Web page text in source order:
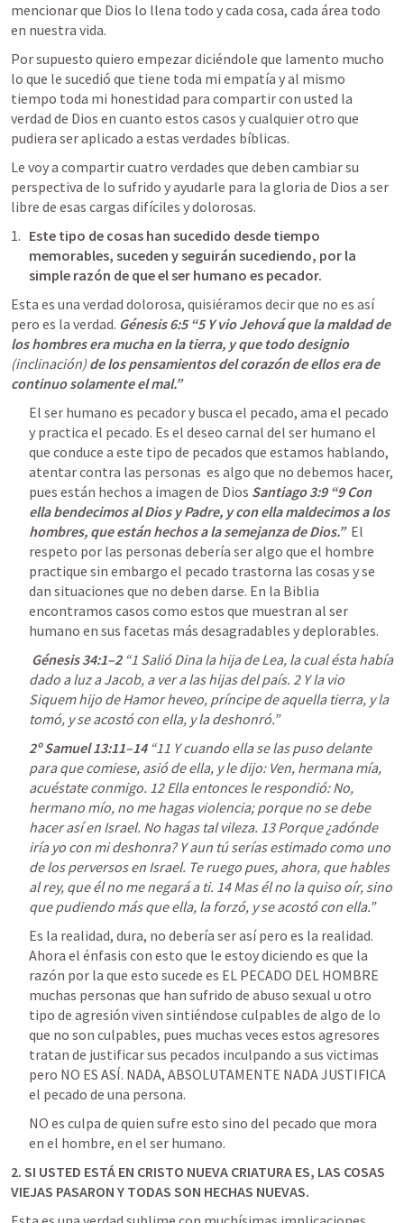
mencionar que Dios lo llena todo y cada cosa, cada área todo
en nuestra vida.
Por supuesto quiero empezar diciéndole que lamento mucho
lo que le sucedió que tiene toda mi empatía y al mismo
tiempo toda mi honestidad para compartir con usted la
verdad de Dios en cuanto estos casos y cualquier otro que
pudiera ser aplicado a estas verdades bíblicas.
Le voy a compartir cuatro verdades que deben cambiar su
perspectiva de lo sufrido y ayudarle para la gloria de Dios a ser
libre de esas cargas difíciles y dolorosas.
Este tipo de cosas han sucedido desde tiempo
memorables, suceden y seguirán sucediendo, por la
simple razón de que el ser humano es pecador.
Esta es una verdad dolorosa, quisiéramos decir que no es así
pero es la verdad. Génesis 6:5 “5 Y vio Jehová que la maldad de
los hombres era mucha en la tierra, y que todo designio
(inclinación) de los pensamientos del corazón de ellos era de
continuo solamente el mal.”
El ser humano es pecador y busca el pecado, ama el pecado
y practica el pecado. Es el deseo carnal del ser humano el
que conduce a este tipo de pecados que estamos hablando,
atentar contra las personas  es algo que no debemos hacer,
pues están hechos a imagen de Dios Santiago 3:9 “9 Con
ella bendecimos al Dios y Padre, y con ella maldecimos a los
hombres, que están hechos a la semejanza de Dios.” El
respeto por las personas debería ser algo que el hombre
practique sin embargo el pecado trastorna las cosas y se
dan situaciones que no deben darse. En la Biblia
encontramos casos como estos que muestran al ser
humano en sus facetas más desagradables y deplorables.
Génesis 34:1–2 “1 Salió Dina la hija de Lea, la cual ésta había
dado a luz a Jacob, a ver a las hijas del país. 2 Y la vio
Siquem hijo de Hamor heveo, príncipe de aquella tierra, y la
tomó, y se acostó con ella, y la deshonró.”
2º Samuel 13:11–14 “11 Y cuando ella se las puso delante
para que comiese, asió de ella, y le dijo: Ven, hermana mía,
acuéstate conmigo. 12 Ella entonces le respondió: No,
hermano mío, no me hagas violencia; porque no se debe
hacer así en Israel. No hagas tal vileza. 13 Porque ¿adónde
iría yo con mi deshonra? Y aun tú serías estimado como uno
de los perversos en Israel. Te ruego pues, ahora, que hables
al rey, que él no me negará a ti. 14 Mas él no la quiso oír, sino
que pudiendo más que ella, la forzó, y se acostó con ella.”
Es la realidad, dura, no debería ser así pero es la realidad.
Ahora el énfasis con esto que le estoy diciendo es que la
razón por la que esto sucede es EL PECADO DEL HOMBRE
muchas personas que han sufrido de abuso sexual u otro
tipo de agresión viven sintiéndose culpables de algo de lo
que no son culpables, pues muchas veces estos agresores
tratan de justificar sus pecados inculpando a sus victimas
pero NO ES ASÍ. NADA, ABSOLUTAMENTE NADA JUSTIFICA
el pecado de una persona.
NO es culpa de quien sufre esto sino del pecado que mora
en el hombre, en el ser humano.
2. SI USTED ESTÁ EN CRISTO NUEVA CRIATURA ES, LAS COSAS
VIEJAS PASARON Y TODAS SON HECHAS NUEVAS.